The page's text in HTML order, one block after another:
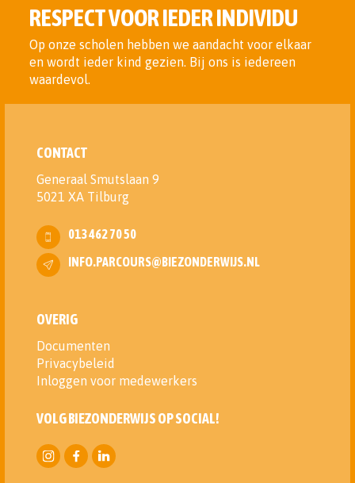
RESPECT VOOR IEDER INDIVIDU
Op onze scholen hebben we aandacht voor elkaar
en wordt ieder kind gezien. Bij ons is iedereen
waardevol.
CONTACT
Generaal Smutslaan 9
5021 XA Tilburg
013 462 70 50
INFO.PARCOURS@BIEZONDERWIJS.NL
OVERIG
Documenten
Privacybeleid
Inloggen voor medewerkers
VOLG BIEZONDERWIJS OP SOCIAL!